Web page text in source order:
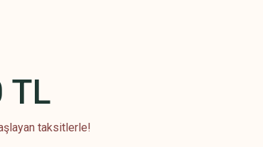
TL
taksitlerle!